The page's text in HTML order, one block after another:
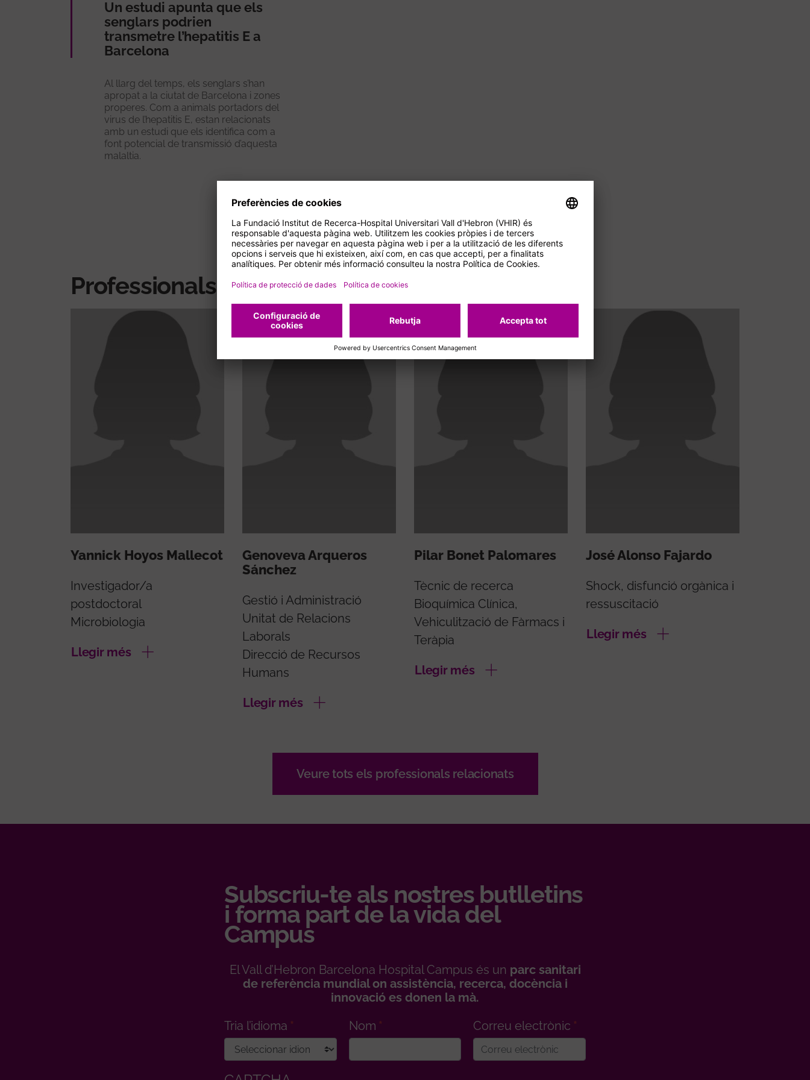
Un estudi apunta que els
senglars podrien
transmetre l’hepatitis E a
Barcelona
Al llarg del temps, els senglars s’han
apropat a la ciutat de Barcelona i zones
properes. Com a animals portadors del
virus de l’hepatitis E, estan relacionats
amb un estudi que els identifica com a
font potencial de transmissió d’aquesta
malaltia.
Veure més
Professionals relacionats
Yannick Hoyos Mallecot
Investigador/a
postdoctoral
Microbiologia
Llegir més
Genoveva Arqueros
Sánchez
Gestió i Administració
Unitat de Relacions
Laborals
Direcció de Recursos
Humans
Llegir més
Pilar Bonet Palomares
Tècnic de recerca
Bioquímica Clínica,
Vehiculització de Fàrmacs i
Teràpia
Llegir més
José Alonso Fajardo
Shock, disfunció orgànica i
ressuscitació
Llegir més
Veure tots els professionals relacionats
Subscriu-te als nostres butlletins
i forma part de la vida del
Campus
El Vall d’Hebron Barcelona Hospital Campus és un parc sanitari
de referència mundial on assistència, recerca, docència i
innovació es donen la mà.
Tria l’idioma
Nom Correu electrònic